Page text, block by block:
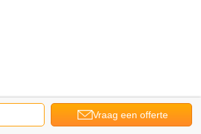
Vraag een offerte